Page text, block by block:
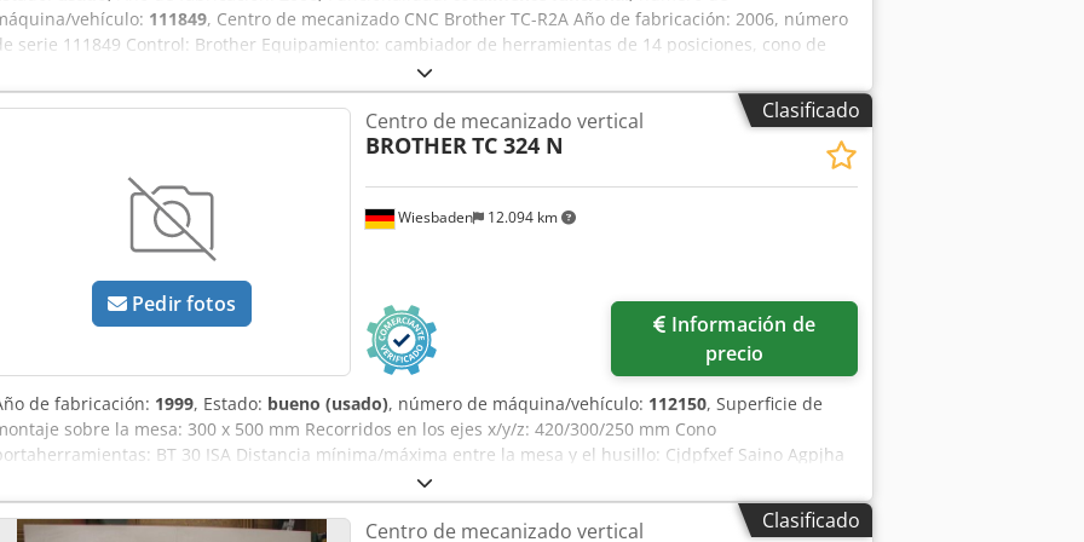
vehículo: 111849, Centro de mecanizado CNC Brother TC-R2A Año de fabricación: 2006, número
serie 111849 Control: Brother Equipamiento: cambiador de herramientas de 14 posiciones, cono de
husillo BT-30 Recorridos X: 420 mm (16,5 pulg.) Y: 320 mm (12,6 pulg.) Chedpfx Ageyzpdbspoa Z: 270 mm
pulg.) ----- Oferta atractiva: flexible y sin preocupaciones No solo le ofrecemos un producto de alta
calidad, sino también opciones de financiación a medida, adaptadas a sus necesidades. Ya sea pago
inicial, pago a plazos o modelos de financiación personalizados, juntos encontraremos la solución
adecuada. Si lo desea, también nos encargamos de toda la organización del transporte. Desde la
planificación hasta la entrega fiable, nos aseguramos de un proceso fluido y puntual para que usted no
tenga que preocuparse de nada. 📞 Contáctenos para más información o una oferta sin compromiso. Le
asesoramos de manera personalizada y competente.
Clasificado
Pedir fotos
Wiesbaden 12.094 km
Centro de mecanizado vertical
BROTHERTC 324 N
precio
de fabricación: 1999, Estado: bueno (usado), número de máquina/vehículo: 112150, Superficie de
sobre la mesa: 300 x 500 mm Recorridos en los ejes x/y/z: 420/300/250 mm Cono
BT 30 ISA Distancia mínima/máxima entre la mesa y el husillo: Cjdpfxef Saino Agpjha
Velocidades de husillo: aprox. 10 - 10 000 rpm Avances: aprox. 5 - 10 000 mm/min Avance rápido: x e y/z
20 m/min Motor del husillo: 7 kW Conexión eléctrica: 400 V, aprox. 9 kVA Espacio necesario: 2500 x 1500
x 1450 mm Peso: aprox. 2800 kg
Clasificado
Centro de mecanizado vertical